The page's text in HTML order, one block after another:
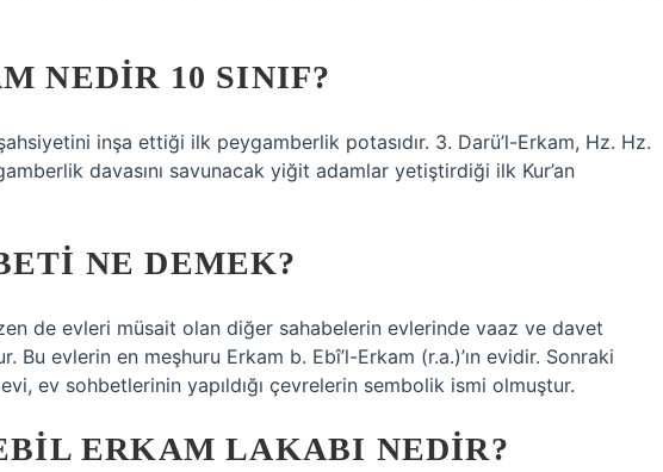
NEDIR 10 SINIF?
inşa ettiği ilk peygamberlik potasıdır. 3. Darü’l-Erkam, Hz. Hz.
davasını savunacak yiğit adamlar yetiştirdiği ilk Kur’an
NE DEMEK?
de evleri müsait olan diğer sahabelerin evlerinde vaaz ve davet
Bu evlerin en meşhuru Erkam b. Ebî’l-Erkam (r.a.)’ın evidir. Sonraki
evi, ev sohbetlerinin yapıldığı çevrelerin sembolik ismi olmuştur.
ERKAM LAKABI NEDIR?